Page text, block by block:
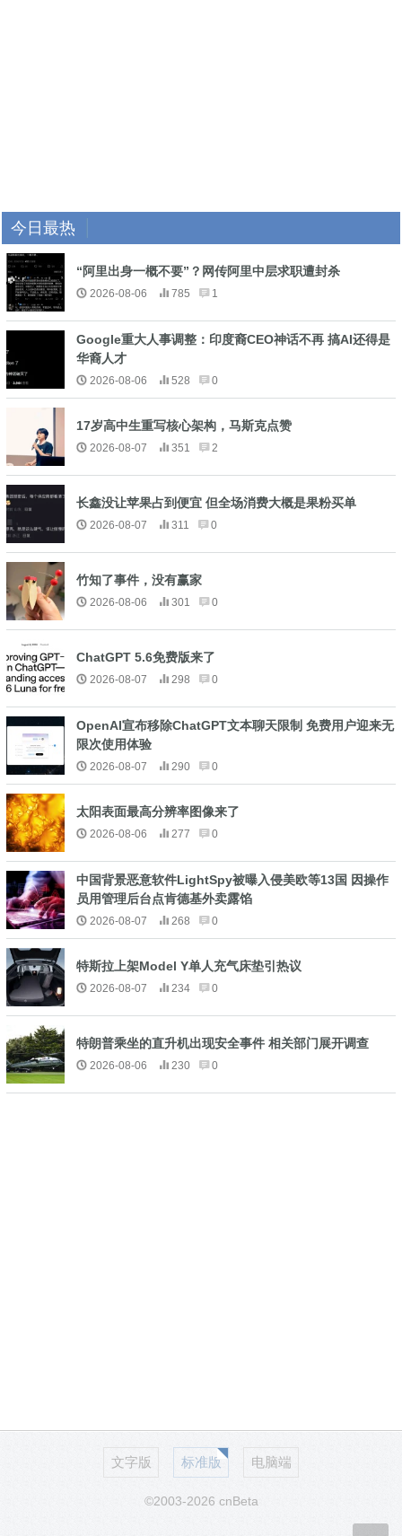
今日最热
“阿里出身一概不要”？网传阿里中层求职遭封杀
2026-08-06 785 1
Google重大人事调整：印度裔CEO神话不再 搞AI还得是
华裔人才
2026-08-06 528 0
17岁高中生重写核心架构，马斯克点赞
2026-08-07 351 2
长鑫没让苹果占到便宜 但全场消费大概是果粉买单
2026-08-07 311 0
竹知了事件，没有赢家
2026-08-06 301 0
ChatGPT 5.6免费版来了
2026-08-07 298 0
OpenAI宣布移除ChatGPT文本聊天限制 免费用户迎来无
限次使用体验
2026-08-07 290 0
太阳表面最高分辨率图像来了
2026-08-06 277 0
中国背景恶意软件LightSpy被曝入侵美欧等13国 因操作
员用管理后台点肯德基外卖露馅
2026-08-07 268 0
特斯拉上架Model Y单人充气床垫引热议
2026-08-07 234 0
特朗普乘坐的直升机出现安全事件 相关部门展开调查
2026-08-06 230 0
文字版 标准版 电脑端
©2003-2026 cnBeta